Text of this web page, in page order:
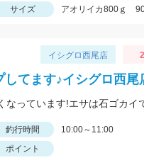
サイズ アオリイカ800ｇ
イシグロ西尾店
てます♪イシグロ西尾
釣行時間
10:00～11:00
ポイント